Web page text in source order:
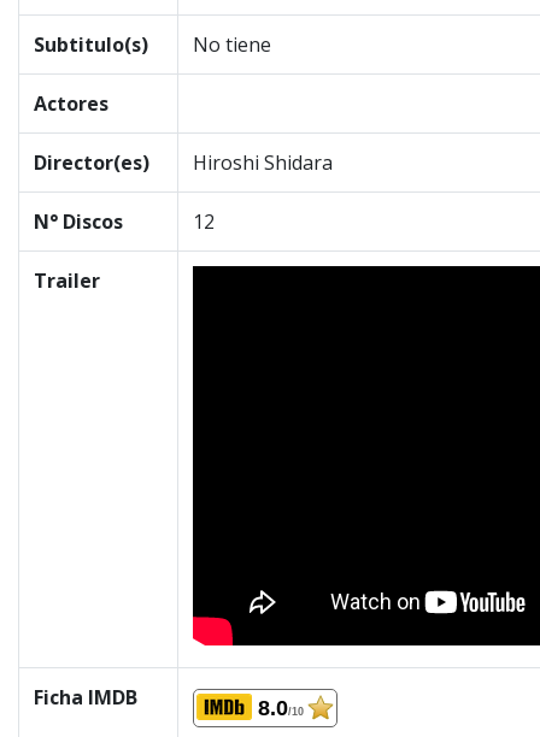
Subtitulo(s) No tiene
Actores
Director(es) Hiroshi Shidara
N° Discos 12
Trailer
Ficha IMDB 8.0/10